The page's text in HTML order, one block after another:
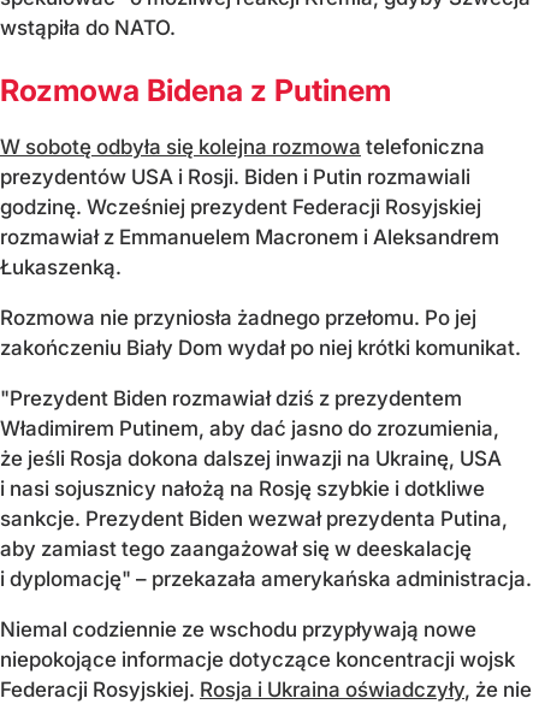
wstąpiła do NATO.
Rozmowa Bidena z Putinem
W sobotę odbyła się kolejna rozmowa telefoniczna
prezydentów USA i Rosji. Biden i Putin rozmawiali
godzinę. Wcześniej prezydent Federacji Rosyjskiej
rozmawiał z Emmanuelem Macronem i Aleksandrem
Łukaszenką.
Rozmowa nie przyniosła żadnego przełomu. Po jej
zakończeniu Biały Dom wydał po niej krótki komunikat.
"Prezydent Biden rozmawiał dziś z prezydentem
Władimirem Putinem, aby dać jasno do zrozumienia,
że jeśli Rosja dokona dalszej inwazji na Ukrainę, USA
i nasi sojusznicy nałożą na Rosję szybkie i dotkliwe
sankcje. Prezydent Biden wezwał prezydenta Putina,
aby zamiast tego zaangażował się w deeskalację
i dyplomację" – przekazała amerykańska administracja.
Niemal codziennie ze wschodu przypływają nowe
niepokojące informacje dotyczące koncentracji wojsk
Federacji Rosyjskiej. Rosja i Ukraina oświadczyły, że nie